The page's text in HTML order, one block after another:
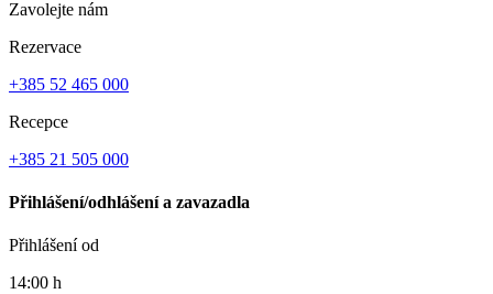
Zavolejte nám
Rezervace
+385 52 465 000
Recepce
+385 21 505 000
Přihlášení/odhlášení a zavazadla
Přihlášení od
14:00 h